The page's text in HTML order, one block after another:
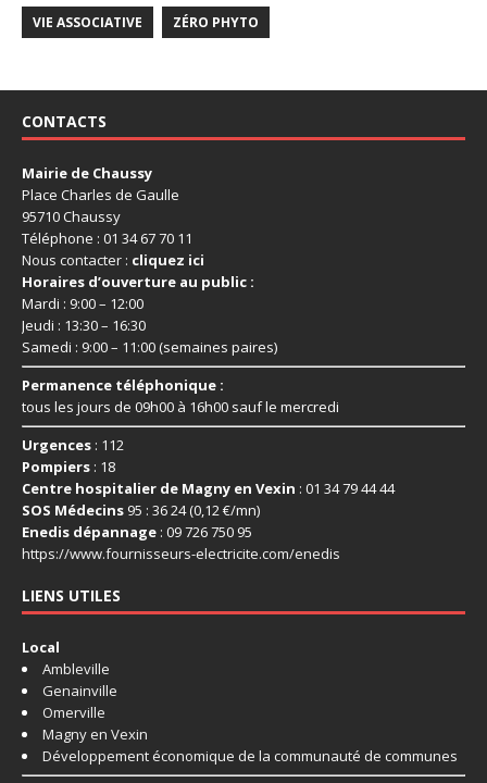
VIE ASSOCIATIVE ZÉRO PHYTO
CONTACTS
Mairie de Chaussy
Place Charles de Gaulle
95710 Chaussy
Téléphone : 01 34 67 70 11
Nous contacter : cliquez ici
Horaires d’ouverture au public :
Mardi : 9:00 – 12:00
Jeudi : 13:30 – 16:30
Samedi : 9:00 – 11:00 (semaines paires)
Permanence téléphonique :
tous les jours de 09h00 à 16h00 sauf le mercredi
Urgences : 112
Pompiers : 18
Centre hospitalier de Magny en Vexin : 01 34 79 44 44
SOS Médecins 95 : 36 24 (0,12 €/mn)
Enedis dépannage : 09 726 750 95
https://www.fournisseurs-electricite.com/enedis
LIENS UTILES
Local
Ambleville
Genainville
Omerville
Magny en Vexin
Développement économique de la communauté de communes